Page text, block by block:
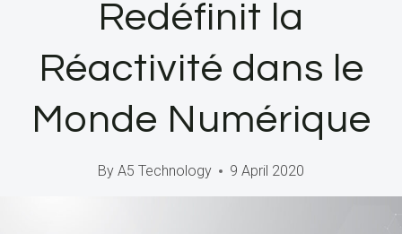
Redéfinit la
Réactivité dans le
Monde Numérique
By A5 Technology 9 April 2020